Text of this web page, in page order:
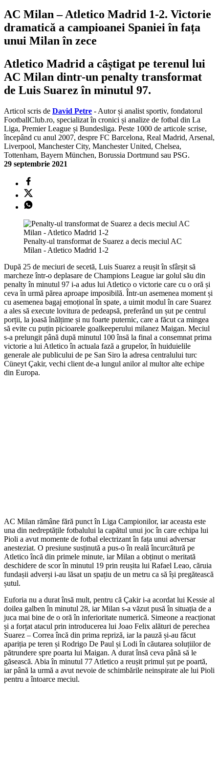
AC Milan – Atletico Madrid 1-2. Victorie
dramatică a campioanei Spaniei în fața
unui Milan în zece
Atletico Madrid a câștigat pe terenul lui
AC Milan dintr-un penalty transformat
de Luis Suarez în minutul 97.
Articol scris de David Petre - Autor și analist sportiv, fondatorul
FootballClub.ro, specializat în cronici și analize de fotbal din La
Liga, Premier League și Bundesliga. Peste 1000 de articole scrise,
începând cu anul 2007, despre FC Barcelona, Real Madrid, Arsenal,
Liverpool, Manchester City, Manchester United, Chelsea,
Tottenham, Bayern München, Borussia Dortmund sau PSG.
29 septembrie 2021
Penalty-ul transformat de Suarez a decis meciul AC
Milan - Atletico Madrid 1-2
După 25 de meciuri de secetă, Luis Suarez a reușit în sfârșit să
marcheze într-o deplasare de Champions League iar golul său din
penalty în minutul 97 i-a adus lui Atletico o victorie care cu o oră și
ceva în urmă părea aproape imposibilă. Într-un asemenea moment și
cu asemenea bagaj emoțional în spate, a uimit modul în care Suarez
a ales să execute lovitura de pedeapsă, preferând un șut pe centrul
porții, la joasă înălțime și nu foarte puternic, care a făcut ca mingea
să evite cu puțin picioarele goalkeeperului milanez Maigan. Meciul
s-a prelungit până după minutul 100 însă la final a consemnat prima
victorie a lui Atletico în actuala fază a grupelor, în huiduielile
generale ale publicului de pe San Siro la adresa centralului turc
Cüneyt Çakir, vechi client de-a lungul anilor al multor alte echipe
din Europa.
AC Milan rămâne fără punct în Liga Campionilor, iar aceasta este
una din nedreptățile fotbalului la capătul unui joc în care echipa lui
Pioli a avut momente de fotbal electrizant în fața unui adversar
anesteziat. O presiune susținută a pus-o în reală încurcătură pe
Atletico încă din primele minute, iar Milan a obținut o meritată
deschidere de scor în minutul 19 prin reușita lui Rafael Leao, căruia
fundașii adverși i-au lăsat un spațiu de un metru ca să își pregătească
șutul.
Euforia nu a durat însă mult, pentru că Çakir i-a acordat lui Kessie al
doilea galben în minutul 28, iar Milan s-a văzut pusă în situația de a
juca mai bine de o oră în inferioritate numerică. Simeone a reacționat
și a forțat atacul prin introducerea lui Joao Felix alături de perechea
Suarez – Correa încă din prima repriză, iar la pauză și-au făcut
apariția pe teren și Rodrigo De Paul și Lodi în căutarea soluțiilor de
pătrundere spre poarta lui Maigan. A durat însă ceva până să le
găsească. Abia în minutul 77 Atletico a reușit primul șut pe poartă,
iar până la urmă a avut nevoie de schimbările neinspirate ale lui Pioli
pentru a întoarce meciul.